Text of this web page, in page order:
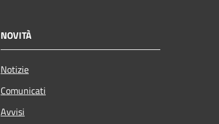
NOVITÀ
Notizie
Comunicati
Avvisi